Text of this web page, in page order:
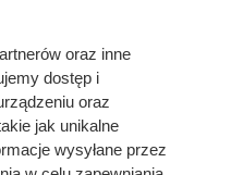
kosztorysu? Poznaj
inwestycji!
oraz inne
dostęp i
oraz
jak unikalne
wysyłane przez